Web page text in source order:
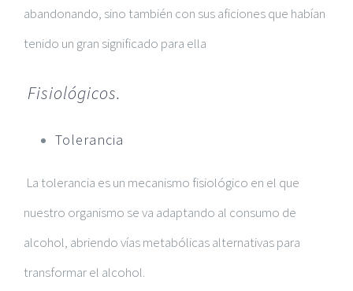
abandonando, sino también con sus aficiones que habían
tenido un gran significado para ella
Fisiológicos.
Tolerancia
La tolerancia es un mecanismo fisiológico en el que
nuestro organismo se va adaptando al consumo de
alcohol, abriendo vías metabólicas alternativas para
transformar el alcohol.